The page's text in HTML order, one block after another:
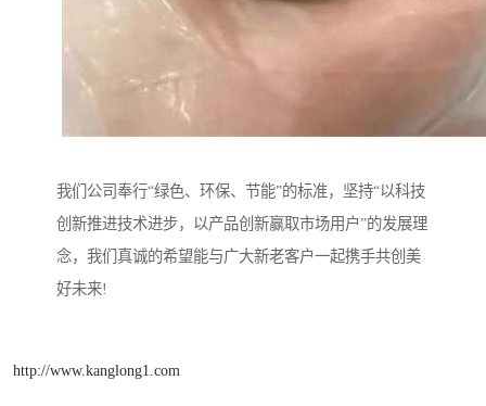
我们公司奉行“绿色、环保、节能”的标准，坚持“以科技
创新推进技术进步，以产品创新赢取市场用户”的发展理
念，我们真诚的希望能与广大新老客户一起携手共创美
好未来!
http://www.kanglong1.com